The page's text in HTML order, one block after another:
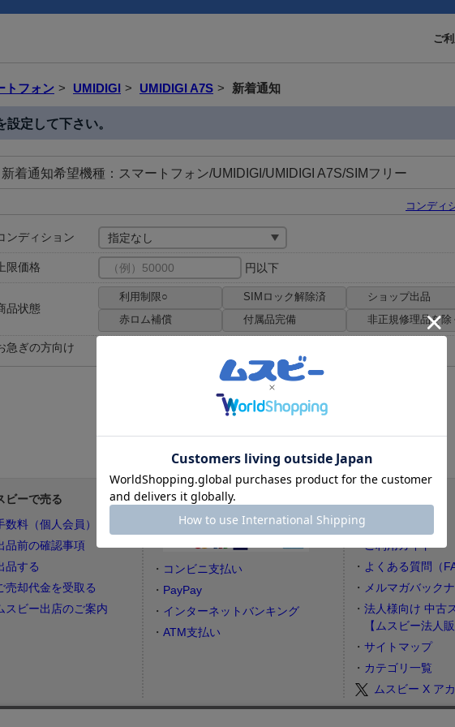
ご
トフォン > UMIDIGI > UMIDIGI A7S > 新着通知
定して下さい。
新着通知希望機種：スマートフォン/UMIDIGI/UMIDIGI A7S/SIMフリー
コンディ
ンディション
上限価格 円以下
品状態
利用制限○ SIMロック解除済
ショップ出品
赤ロム補償
付属品完備 非正規修理品を除
急ぎの方向け
ビーで売る
数料（個人会員）
品前の確認事項
品する
売却代金を受取る
スビー出店のご案内
使えるお支払い方法
クレジットカード
コンビニ支払い
PayPay
インターネットバンキング
ATM支払い
利用規約
ご利用ガイド
よくある質問（
メルマガバック
法人様向け 中古
【ムスビー法人販
サイトマップ
カテゴリ一覧
ムスビー X ア